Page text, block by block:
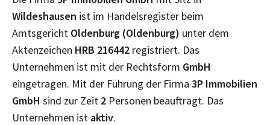
Wildeshausen ist im Handelsregister beim
Amtsgericht Oldenburg (Oldenburg) unter dem
Aktenzeichen HRB 216442 registriert. Das
Unternehmen ist mit der Rechtsform GmbH
eingetragen. Mit der Führung der Firma 3P Immobilien
GmbH sind zur Zeit 2 Personen beauftragt. Das
Unternehmen ist aktiv.